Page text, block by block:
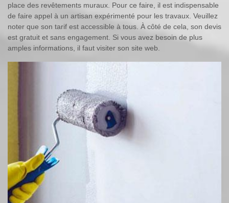
place des revêtements muraux. Pour ce faire, il est indispensable
de faire appel à un artisan expérimenté pour les travaux. Veuillez
noter que son tarif est accessible à tous. À côté de cela, son devis
est gratuit et sans engagement. Si vous avez besoin de plus
amples informations, il faut visiter son site web.